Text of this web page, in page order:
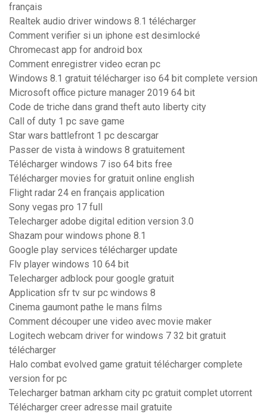
français
Realtek audio driver windows 8.1 télécharger
Comment verifier si un iphone est desimlocké
Chromecast app for android box
Comment enregistrer video ecran pc
Windows 8.1 gratuit télécharger iso 64 bit complete version
Microsoft office picture manager 2019 64 bit
Code de triche dans grand theft auto liberty city
Call of duty 1 pc save game
Star wars battlefront 1 pc descargar
Passer de vista à windows 8 gratuitement
Télécharger windows 7 iso 64 bits free
Télécharger movies for gratuit online english
Flight radar 24 en français application
Sony vegas pro 17 full
Telecharger adobe digital edition version 3.0
Shazam pour windows phone 8.1
Google play services télécharger update
Flv player windows 10 64 bit
Telecharger adblock pour google gratuit
Application sfr tv sur pc windows 8
Cinema gaumont pathe le mans films
Comment découper une video avec movie maker
Logitech webcam driver for windows 7 32 bit gratuit
télécharger
Halo combat evolved game gratuit télécharger complete
version for pc
Telecharger batman arkham city pc gratuit complet utorrent
Télécharger creer adresse mail gratuite